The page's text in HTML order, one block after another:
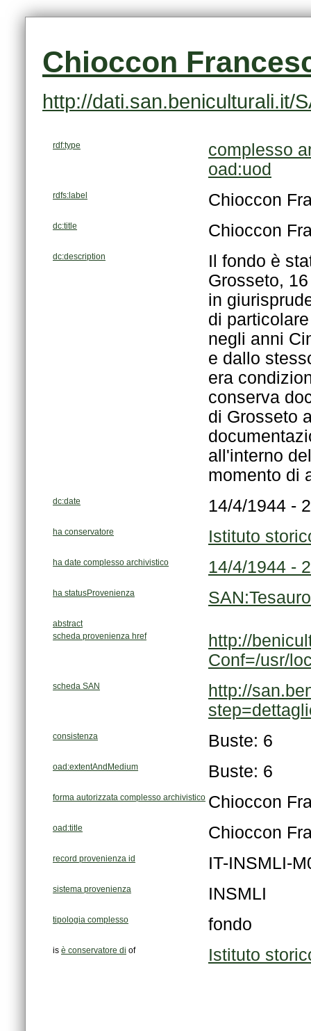
Chioccon
http://dati.san.beniculturali.it/
rdf:type
complesso
oad:uod
rdfs:label Chioccon
dc:title Chioccon
dc:description
momento di
dc:date 14/4/1944 -
ha conservatore Istituto
ha date complesso archivistico 14/4/1944 -
ha statusProvenienza
abstract
scheda provenienza href
Conf=/usr/
scheda SAN
consistenza Buste: 6
oad:extentAndMedium Buste: 6
forma autorizzata complesso archivistico Chioccon
oad:title Chioccon
record provenienza id IT-INSMLI-
sistema provenienza INSMLI
tipologia complesso fondo
is è conservatore di of Istituto